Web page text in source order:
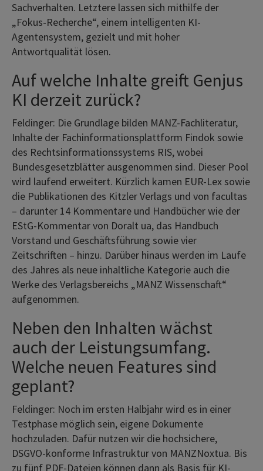
Sachverhalten. Letztere lassen sich mithilfe der
„Fokus-Recherche“, einem intelligenten KI-
Agentensystem, gezielt und mit hoher
Antwortqualität lösen.
Auf welche Inhalte greift Genjus
KI derzeit zurück?
Feldinger: Die Grundlage bilden MANZ-Fachliteratur,
Inhalte der Fachinformationsplattform Findok sowie
des Rechtsinformationssystems RIS, wobei
Bundesgesetzblätter ausgenommen sind. Dieser Pool
wird laufend erweitert. Kürzlich kamen EUR-Lex sowie
die Publikationen des Kitzler Verlags und von facultas
– darunter 14 Kommentare und Handbücher wie der
EStG-Kommentar von Doralt ua, das Handbuch
Vorstand und Geschäftsführung sowie vier
Zeitschriften – hinzu. Darüber hinaus werden im Laufe
des Jahres als neue inhaltliche Kategorie auch die
Werke des Verlagsbereichs „MANZ Wissenschaft“
aufgenommen.
Neben den Inhalten wächst
auch der Leistungsumfang.
Welche neuen Features sind
geplant?
Feldinger: Noch im ersten Halbjahr wird es in einer
Testphase möglich sein, eigene Dokumente
hochzuladen. Dafür nutzen wir die hochsichere,
DSGVO-konforme Infrastruktur von MANZNoxtua. Bis
zu fünf PDF-Dateien können dann als Basis für KI-